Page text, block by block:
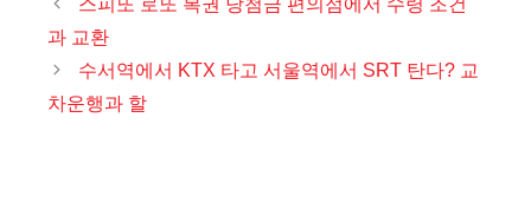
리
과 교환
수서역에서 KTX 타고 서울역에서 SRT 탄다? 교
차운행과 할